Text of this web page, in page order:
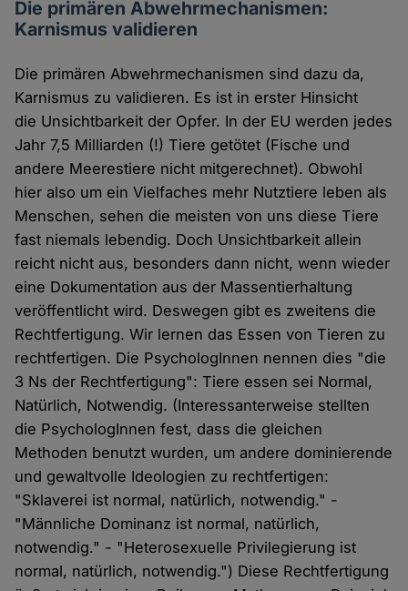
Die primären Abwehrmechanismen:
Karnismus validieren
Die primären Abwehrmechanismen sind dazu da,
Karnismus zu validieren. Es ist in erster Hinsicht
die Unsichtbarkeit der Opfer. In der EU werden jedes
Jahr 7,5 Milliarden (!) Tiere getötet (Fische und
andere Meerestiere nicht mitgerechnet). Obwohl
hier also um ein Vielfaches mehr Nutztiere leben als
Menschen, sehen die meisten von uns diese Tiere
fast niemals lebendig. Doch Unsichtbarkeit allein
reicht nicht aus, besonders dann nicht, wenn wieder
eine Dokumentation aus der Massentierhaltung
veröffentlicht wird. Deswegen gibt es zweitens die
Rechtfertigung. Wir lernen das Essen von Tieren zu
rechtfertigen. Die PsychologInnen nennen dies "die
3 Ns der Rechtfertigung": Tiere essen sei Normal,
Natürlich, Notwendig. (Interessanterweise stellten
die PsychologInnen fest, dass die gleichen
Methoden benutzt wurden, um andere dominierende
und gewaltvolle Ideologien zu rechtfertigen:
"Sklaverei ist normal, natürlich, notwendig." -
"Männliche Dominanz ist normal, natürlich,
notwendig." - "Heterosexuelle Privilegierung ist
normal, natürlich, notwendig.") Diese Rechtfertigung